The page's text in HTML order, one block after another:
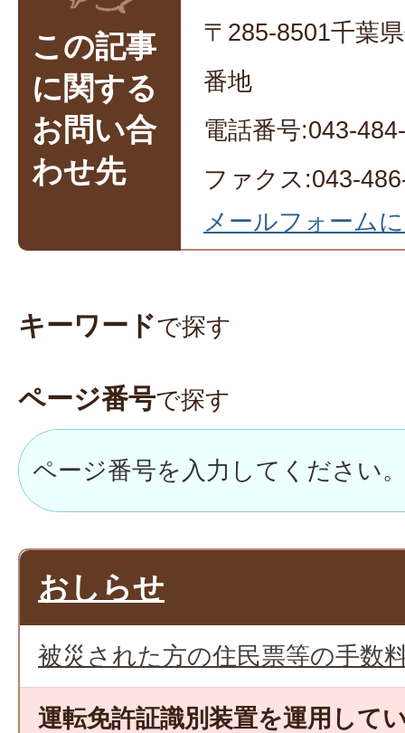
この記事
に関する
お問い合
わせ先
〒285-8501千葉
番地
電話番号:043-
ファクス:043-
メールフォーム
キーワードで探す
ページ番号で探す
おしらせ
被災された方の住民票等の手数
運転免許証識別装置を運用して